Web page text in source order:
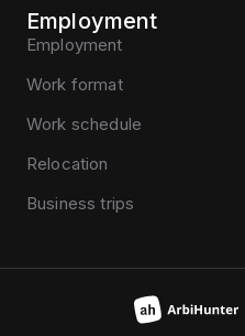
Employment
Employment
Work format
Work schedule
Relocation
Business trips